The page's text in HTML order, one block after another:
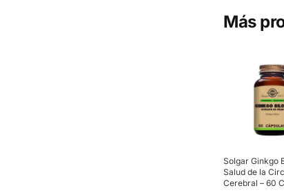
Más
Solgar Ginkgo
Salud de la
Cerebral – 60